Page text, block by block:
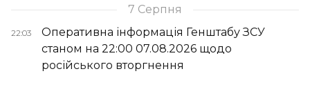
7 Серпня
22:03
Оперативна інформація Генштабу ЗСУ
станом на 22:00 07.08.2026 щодо
російського вторгнення